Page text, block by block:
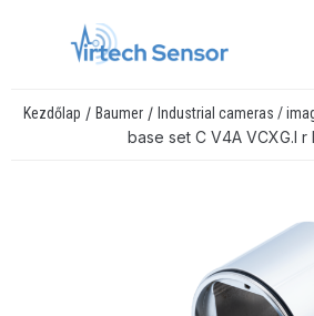
Kezdőlap / Baumer / Industrial cameras /
base set C V4A VCXG.I r